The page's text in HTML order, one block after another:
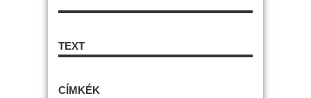
TEXT
CÍMKÉK